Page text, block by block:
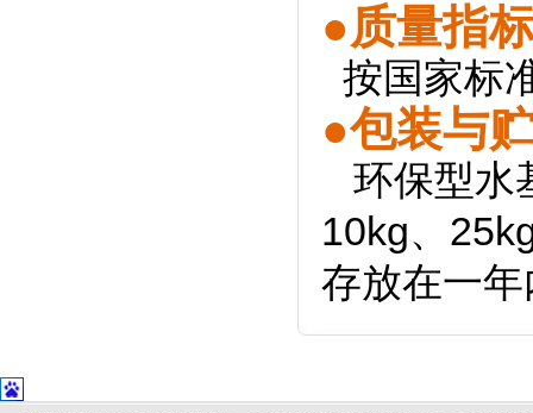
●质量指
按国家标
●包装与
环保型水
10kg、
存放在一